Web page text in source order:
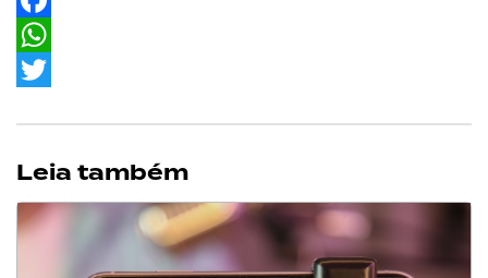
Facebook
WhatsApp
Leia também